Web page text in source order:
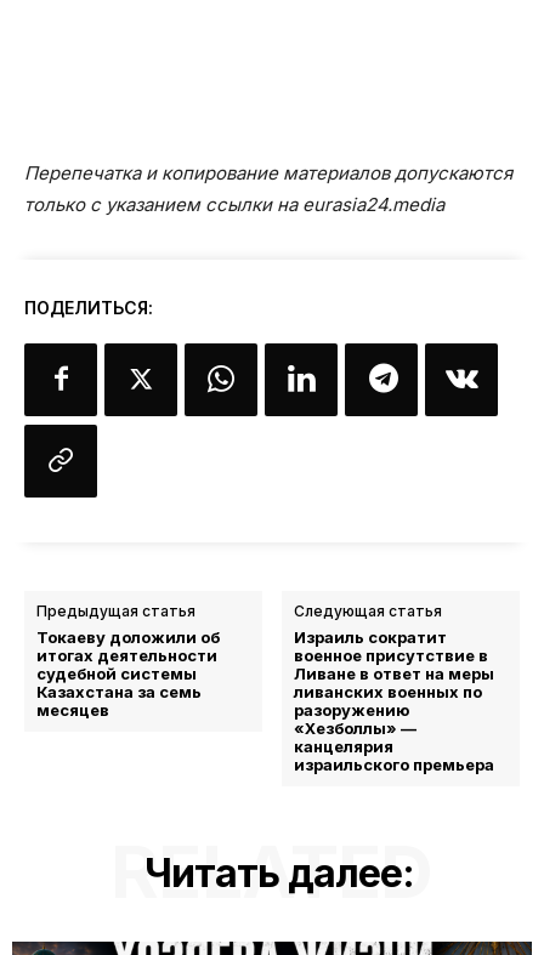
Перепечатка и копирование материалов допускаются
только с указанием ссылки на eurasia24.media
ПОДЕЛИТЬСЯ:
Предыдущая статья
Токаеву доложили об
итогах деятельности
судебной системы
Казахстана за семь
месяцев
Следующая статья
Израиль сократит
военное присутствие в
Ливане в ответ на меры
ливанских военных по
разоружению
«Хезболлы» —
канцелярия
израильского премьера
Читать далее:
RELATED